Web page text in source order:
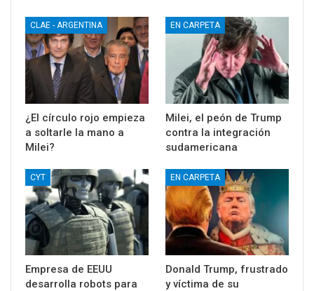
CLAE - ARGENTINA
¿El círculo rojo empieza
a soltarle la mano a
Milei?
EN CARPETA
Milei, el peón de Trump
contra la integración
sudamericana
CYT
Empresa de EEUU
desarrolla robots para
EN CARPETA
Donald Trump, frustrado
y víctima de su